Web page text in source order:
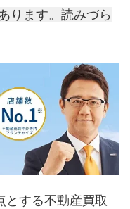
ります。読みづら
とする不動産買取